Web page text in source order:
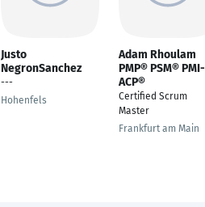
Justo
NegronSanchez
---
Hohenfels
Adam Rhoulam
PMP® PSM® PMI-
ACP®
Certified Scrum
Master
Frankfurt am Main